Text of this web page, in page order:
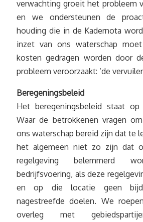
verwachting groeit het probleem
en we ondersteunen de
houding die in de Kadernota
inzet van ons waterschap
kosten gedragen worden door
probleem veroorzaakt: ‘de
Beregeningsbeleid
Het beregeningsbeleid staat
Waar de betrokkenen vragen
ons waterschap bereid zijn dat te
het algemeen niet zo zijn dat
regelgeving belemmerd
bedrijfsvoering, als deze
en op die locatie geen
nagestreefde doelen. We
overleg met